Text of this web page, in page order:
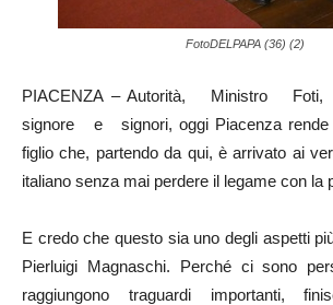
FotoDELPAPA (36) (2)
PIACENZA – Autorità, Ministro
signore e signori, oggi Piacenza rende
figlio che, partendo da qui, è arrivato ai
italiano senza mai perdere il legame con la
E credo che questo sia uno degli aspetti
Pierluigi Magnaschi. Perché ci sono
raggiungono traguardi importanti,